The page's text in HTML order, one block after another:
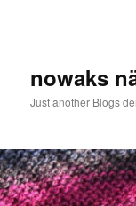
nowaks
Just another Blogs